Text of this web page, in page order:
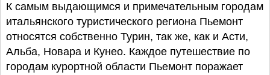
К самым выдающимся и примечательным городам
итальянского туристического региона Пьемонт
относятся собственно Турин, так же, как и Асти,
Альба, Новара и Кунео. Каждое путешествие по
городам курортной области Пьемонт поражает